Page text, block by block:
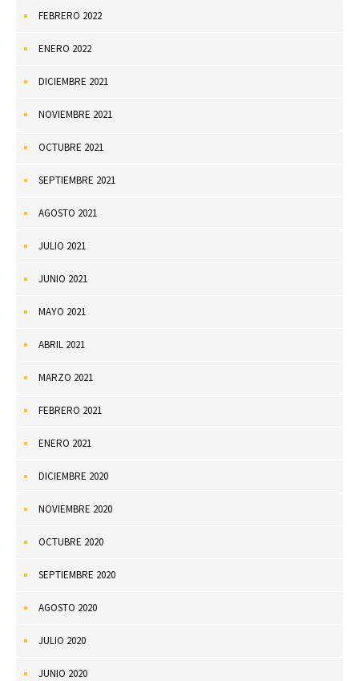
FEBRERO 2022
ENERO 2022
DICIEMBRE 2021
NOVIEMBRE 2021
OCTUBRE 2021
SEPTIEMBRE 2021
AGOSTO 2021
JULIO 2021
JUNIO 2021
MAYO 2021
ABRIL 2021
MARZO 2021
FEBRERO 2021
ENERO 2021
DICIEMBRE 2020
NOVIEMBRE 2020
OCTUBRE 2020
SEPTIEMBRE 2020
AGOSTO 2020
JULIO 2020
JUNIO 2020